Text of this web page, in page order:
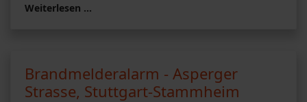
Weiterlesen …
Brandmelderalarm - Asperger
Strasse, Stuttgart-Stammheim